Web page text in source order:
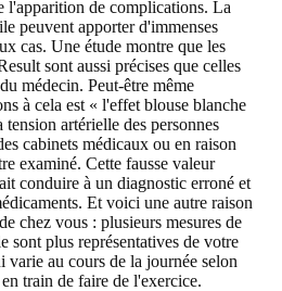
l'apparition de complications. La
peuvent apporter d'immenses
cas. Une étude montre que les
sont aussi précises que celles
médecin. Peut-être même
à cela est « l'effet blouse blanche
artérielle des personnes
cabinets médicaux ou en raison
examiné. Cette fausse valeur
conduire à un diagnostic erroné et
Et voici une autre raison
chez vous : plusieurs mesures de
sont plus représentatives de votre
varie au cours de la journée selon
train de faire de l'exercice.